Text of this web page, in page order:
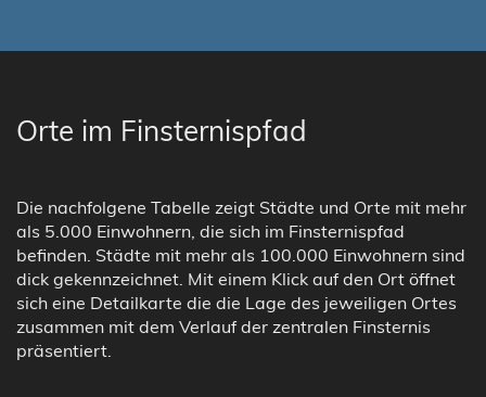
Orte im Finsternispfad
Die nachfolgene Tabelle zeigt Städte und Orte mit mehr
als 5.000 Einwohnern, die sich im Finsternispfad
befinden. Städte mit mehr als 100.000 Einwohnern sind
dick gekennzeichnet. Mit einem Klick auf den Ort öffnet
sich eine Detailkarte die die Lage des jeweiligen Ortes
zusammen mit dem Verlauf der zentralen Finsternis
präsentiert.